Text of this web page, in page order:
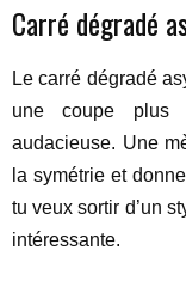
Carré dégradé
Le carré dégradé
une coupe plus
audacieuse. Une
la symétrie et
tu veux sortir d’un
intéressante.